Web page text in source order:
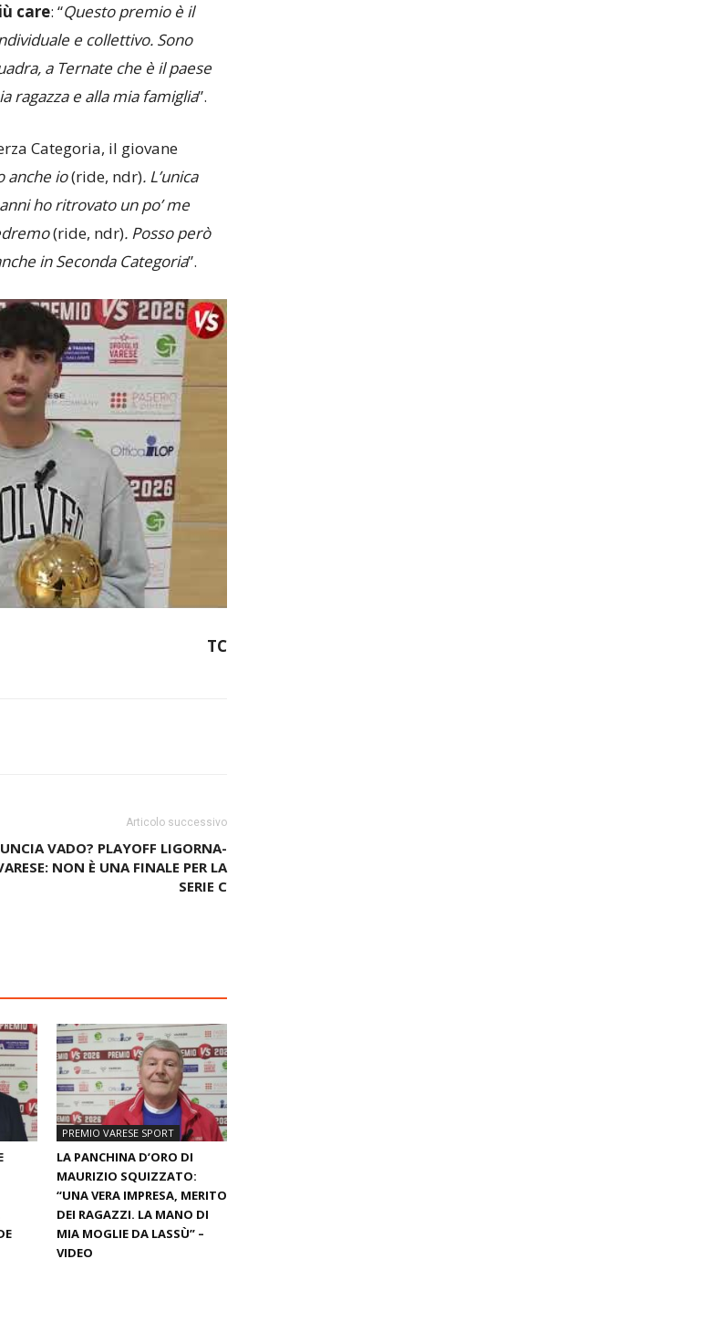
care: “Questo premio è il
e collettivo. Sono
a Ternate che è il paese
ragazza e alla mia famiglia”.
Categoria, il giovane
anche io(ride, ndr). L’unica
ho ritrovato un po’ me
(ride, ndr). Posso però
in Seconda Categoria”.
TC
Articolo successivo
VADO? PLAYOFF LIGORNA-
NON È UNA FINALE PER LA
SERIE C
PREMIO VARESE SPORT
LA PANCHINA D’ORO DI
MAURIZIO SQUIZZATO:
“UNA VERA IMPRESA, MERITO
DEI RAGAZZI. LA MANO DI
MIA MOGLIE DA LASSÙ” –
VIDEO